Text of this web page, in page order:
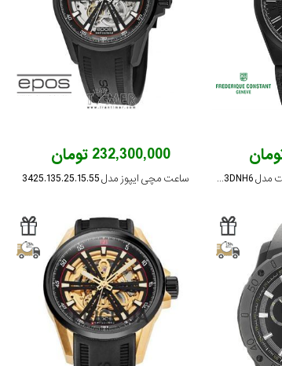
ساعت مچی فردریک کنستانت مدل FC-303TA3DNH6
232,300,000 تومان
ساعت مچی ایپوز مدل 3425.135.25.15.55